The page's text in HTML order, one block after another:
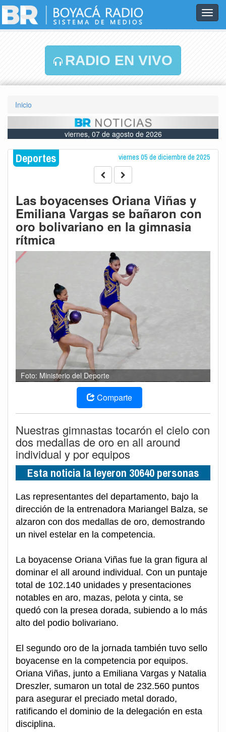
RADIO EN VIVO
Inicio
viernes, 07 de agosto de 2026
Deportes viernes 05 de diciembre de 2025
Las boyacenses Oriana Viñas y
Emiliana Vargas se bañaron con
oro bolivariano en la gimnasia
rítmica
Foto: Ministerio del Deporte
Comparte
Nuestras gimnastas tocarón el cielo con
dos medallas de oro en all around
individual y por equipos
Esta noticia la leyeron 30640 personas
Las representantes del departamento, bajo la
dirección de la entrenadora Mariangel Balza, se
alzaron con dos medallas de oro, demostrando
un nivel estelar en la competencia.
La boyacense Oriana Viñas fue la gran figura al
dominar el all around individual. Con un puntaje
total de 102.140 unidades y presentaciones
notables en aro, mazas, pelota y cinta, se
quedó con la presea dorada, subiendo a lo más
alto del podio bolivariano.
El segundo oro de la jornada también tuvo sello
boyacense en la competencia por equipos.
Oriana Viñas, junto a Emiliana Vargas y Natalia
Dreszler, sumaron un total de 232.560 puntos
para asegurar el preciado metal dorado,
ratificando el dominio de la delegación en esta
disciplina.